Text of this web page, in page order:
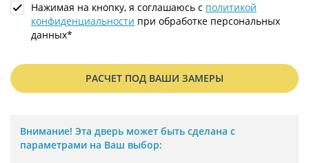
Нажимая на кнопку, я соглашаюсь с политикой
конфиденциальности при обработке персональных
данных*
РАСЧЕТ ПОД ВАШИ ЗАМЕРЫ
Внимание! Эта дверь может быть сделана с
параметрами на Ваш выбор: